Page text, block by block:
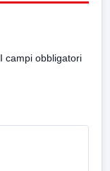
I campi obbligatori